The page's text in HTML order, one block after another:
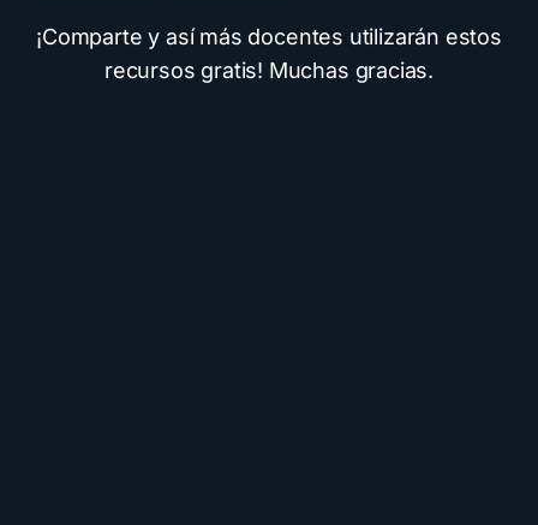
¡Comparte y así más docentes utilizarán estos
recursos gratis! Muchas gracias.